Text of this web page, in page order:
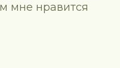
мне нравится